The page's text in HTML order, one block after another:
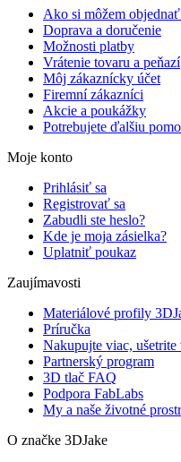
Ako si môžem
Doprava a doručenie
Možnosti platby
Vrátenie tovaru a peňazí
Môj zákaznícky účet
Firemní zákazníci
Akcie a poukážky
Potrebujete ďalšiu
Moje konto
Prihlásiť sa
Registrovať sa
Zabudli ste heslo?
Kde je moja zásielka?
Uplatniť poukaz
Zaujímavosti
Materiálové profily
Príručka
Nakupujte viac, ušetrite
Partnerský program
3D tlač FAQ
Podpora FabLabs
My a naše životné
O značke 3DJake